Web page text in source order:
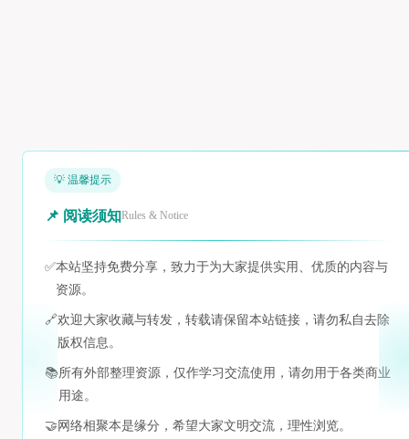
💡 温馨提示
📌 阅读须知Rules & Notice
✅本站坚持免费分享，致力于为大家提供实用、优质的内容与
资源。
🔗欢迎大家收藏与转发，转载请保留本站链接，请勿私自去除
版权信息。
📚所有外部整理资源，仅作学习交流使用，请勿用于各类商业
用途。
🤝 网络相聚本是缘分，希望大家文明交流，理性浏览。